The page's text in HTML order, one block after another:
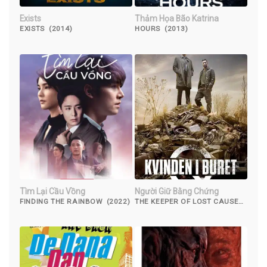
Exists
EXISTS (2014)
Thảm Họa Bão Katrina
HOURS (2013)
Tìm Lại Cầu Vồng
FINDING THE RAINBOW (2022)
Người Giữ Bằng Chứng
THE KEEPER OF LOST CAUSES